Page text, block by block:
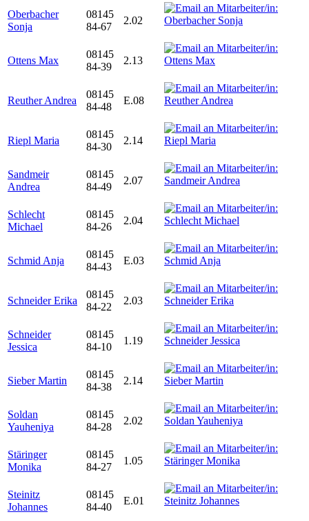
Oberbacher
Sonja
08145
84-67
2.02
Ottens Max
08145
84-39
2.13
Reuther Andrea
08145
84-48
E.08
Riepl Maria
08145
84-30
2.14
Sandmeir
Andrea
08145
84-49
2.07
Schlecht
Michael
08145
84-26
2.04
Schmid Anja
08145
84-43
E.03
Schneider Erika
08145
84-22
2.03
Schneider
Jessica
08145
84-10
1.19
Sieber Martin
08145
84-38
2.14
Soldan
Yauheniya
08145
84-28
2.02
Stäringer
Monika
08145
84-27
1.05
Steinitz
Johannes
08145
84-40
E.01